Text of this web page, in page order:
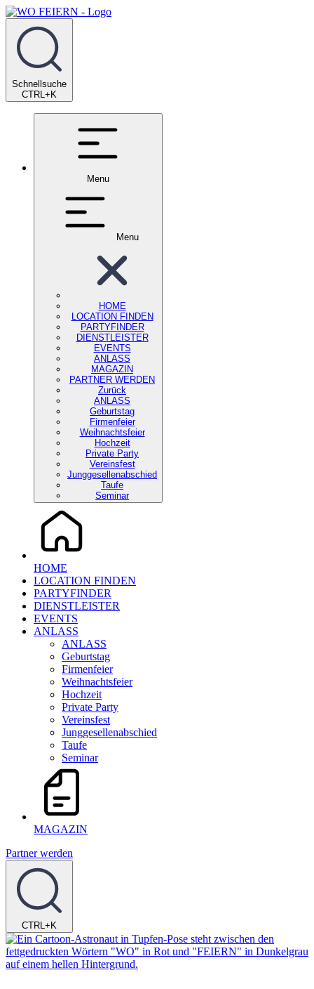
Schnellsuche
CTRL+K
Menu
Menu
HOME
LOCATION FINDEN
PARTYFINDER
DIENSTLEISTER
EVENTS
ANLASS
MAGAZIN
PARTNER WERDEN
Zurück
ANLASS
Geburtstag
Firmenfeier
Weihnachtsfeier
Hochzeit
Private Party
Vereinsfest
Junggesellenabschied
Taufe
Seminar
HOME
LOCATION FINDEN
PARTYFINDER
DIENSTLEISTER
EVENTS
ANLASS
ANLASS
Geburtstag
Firmenfeier
Weihnachtsfeier
Hochzeit
Private Party
Vereinsfest
Junggesellenabschied
Taufe
Seminar
MAGAZIN
Partner werden
CTRL+K